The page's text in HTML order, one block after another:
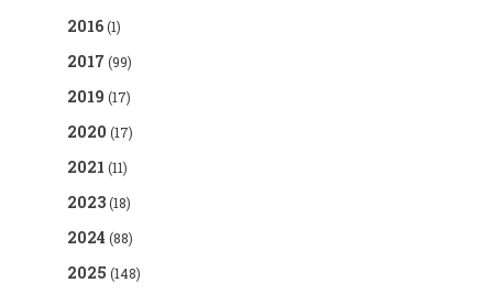
2016(1)
2017 (99)
2019 (17)
2020 (17)
2021 (11)
2023(18)
2024 (88)
2025 (148)